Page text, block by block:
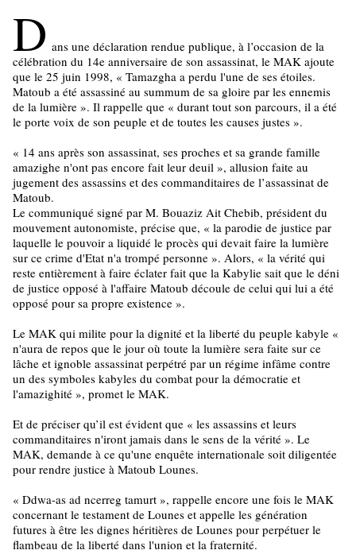
D ans une déclaration rendue publique, à l’occasion de la
célébration du 14e anniversaire de son assassinat, le MAK ajoute
que le 25 juin 1998, « Tamazgha a perdu l'une de ses étoiles.
Matoub a été assassiné au summum de sa gloire par les ennemis
de la lumière ». Il rappelle que « durant tout son parcours, il a été
le porte voix de son peuple et de toutes les causes justes ».
« 14 ans après son assassinat, ses proches et sa grande famille
amazighe n'ont pas encore fait leur deuil », allusion faite au
jugement des assassins et des commanditaires de l’assassinat de
Matoub.
Le communiqué signé par M. Bouaziz Ait Chebib, président du
mouvement autonomiste, précise que, « la parodie de justice par
laquelle le pouvoir a liquidé le procès qui devait faire la lumière
sur ce crime d'Etat n'a trompé personne ». Alors, « la vérité qui
reste entièrement à faire éclater fait que la Kabylie sait que le déni
de justice opposé à l'affaire Matoub découle de celui qui lui a été
opposé pour sa propre existence ».
Le MAK qui milite pour la dignité et la liberté du peuple kabyle «
n'aura de repos que le jour où toute la lumière sera faite sur ce
lâche et ignoble assassinat perpétré par un régime infâme contre
un des symboles kabyles du combat pour la démocratie et
l'amazighité », promet le MAK.
Et de préciser qu’il est évident que « les assassins et leurs
commanditaires n'iront jamais dans le sens de la vérité ». Le
MAK, demande à ce qu'une enquête internationale soit diligentée
pour rendre justice à Matoub Lounes.
« Ddwa-as ad ncerreg tamurt », rappelle encore une fois le MAK
concernant le testament de Lounes et appelle les génération
futures à être les dignes héritières de Lounes pour perpétuer le
flambeau de la liberté dans l'union et la fraternité.